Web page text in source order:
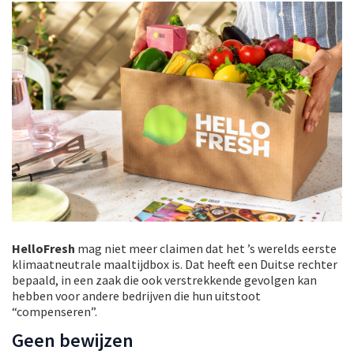
HelloFresh mag niet meer claimen dat het ’s werelds eerste
klimaatneutrale maaltijdbox is. Dat heeft een Duitse rechter
bepaald, in een zaak die ook verstrekkende gevolgen kan
hebben voor andere bedrijven die hun uitstoot
“compenseren”.
Geen bewijzen